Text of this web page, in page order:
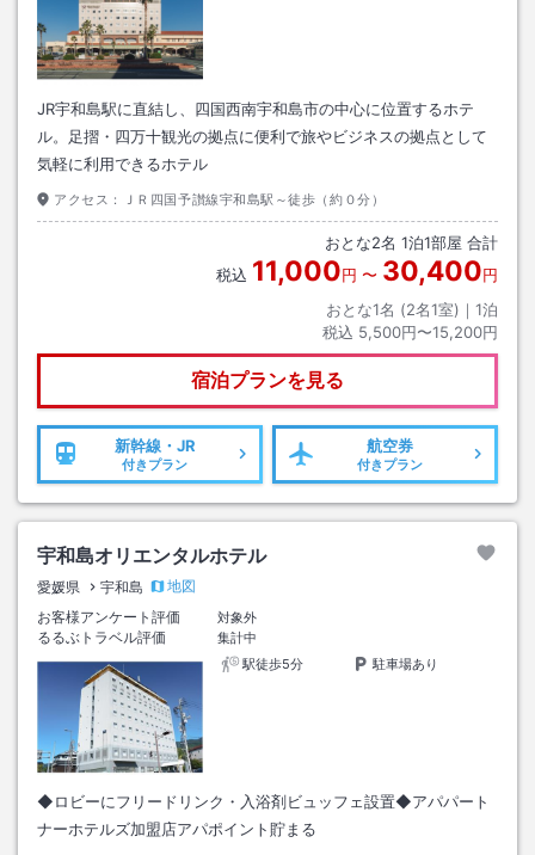
JR宇和島駅に直結し、四国西南宇和島市の中心に位置するホテ
ル。足摺・四万十観光の拠点に便利で旅やビジネスの拠点として
気軽に利用できるホテル
アクセス： ＪＲ四国予讃線宇和島駅～徒歩（約０分）
おとな2名 1泊1部屋 合計
税込 11,000円 〜 30,400円
おとな1名 (2名1室)｜ 1泊
税込 5,500円〜15,200円
宿泊プランを見る
新幹線・JR
付きプラン
航空券
付きプラン
宇和島オリエンタルホテル
愛媛県 宇和島
地図
お客様アンケート評価
対象外
るるぶトラベル評価
集計中
駅徒歩5分
駐車場あり
◆ロビーにフリードリンク・入浴剤ビュッフェ設置◆アパパート
ナーホテルズ加盟店アパポイント貯まる